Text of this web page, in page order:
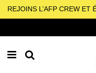
REJOINS L’AFP CREW ET